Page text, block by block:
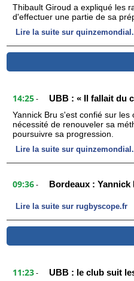
Thibault Giroud a expliqué les
d'effectuer une partie de sa
Lire la suite sur
14:25 - UBB : « Il fallait du
Yannick Bru s'est confié sur
nécessité de renouveler sa
poursuivre sa progression.
Lire la suite sur
09:36 - Bordeaux : Yannick
Lire la suite sur rugbyscope.fr
11:23 - UBB : le club suit